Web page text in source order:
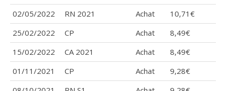
02/05/2022
RN 2021 Achat
10,71€
25/02/2022
CP Achat
8,49€
15/02/2022
CA 2021 Achat
8,49€
01/11/2021
CP Achat
9,28€